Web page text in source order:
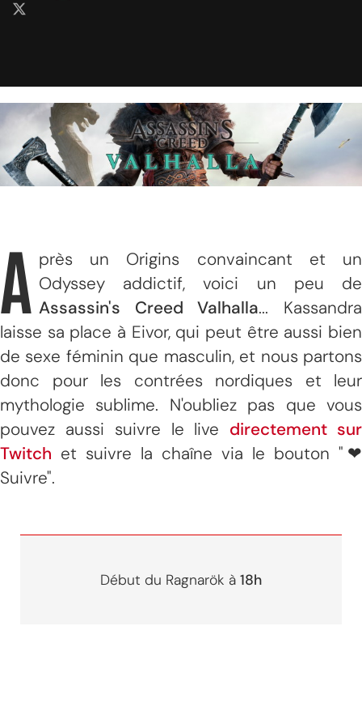
A près un Origins convaincant et un
Odyssey addictif, voici un peu de
Assassin's Creed Valhalla... Kassandra
laisse sa place à Eivor, qui peut être aussi bien
de sexe féminin que masculin, et nous partons
donc pour les contrées nordiques et leur
mythologie sublime. N'oubliez pas que vous
pouvez aussi suivre le live directement sur
Twitch et suivre la chaîne via le bouton "❤
Suivre".
Début du Ragnarök à 18h